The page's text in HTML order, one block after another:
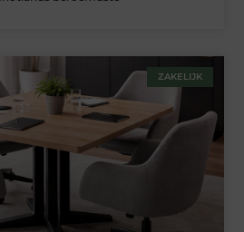
ZAKELIJK